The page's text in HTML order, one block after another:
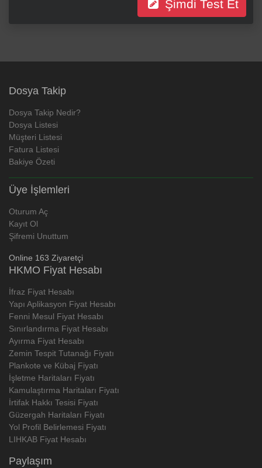
Şimdi Test Et
Dosya Takip
Dosya Takip Nedir?
Dosya Listesi
Müşteri Listesi
Fatura Listesi
Bakiye Özeti
Üye İşlemleri
Oturum Aç
Kayıt Ol
Şifremi Unuttum
Online 163 Ziyaretçi
HKMO Fiyat Hesabı
İfraz Fiyat Hesabı
Yapı Aplikasyon Fiyat Hesabı
Fenni Mesul Fiyat Hesabı
Sınırlandırma Fiyat Hesabı
Ayırma Fiyat Hesabı
Zemin Tespit Tutanağı Fiyatı
Plankote ve Kübaj Fiyatı
İşletme Haritaları Fiyatı
Kamulaştırma Haritaları Fiyatı
İrtifak Hakkı Tesisi Fiyatı
Güzergah Haritaları Fiyatı
Yol Profil Belirlemesi Fiyatı
LIHKAB Fiyat Hesabı
Paylaşım